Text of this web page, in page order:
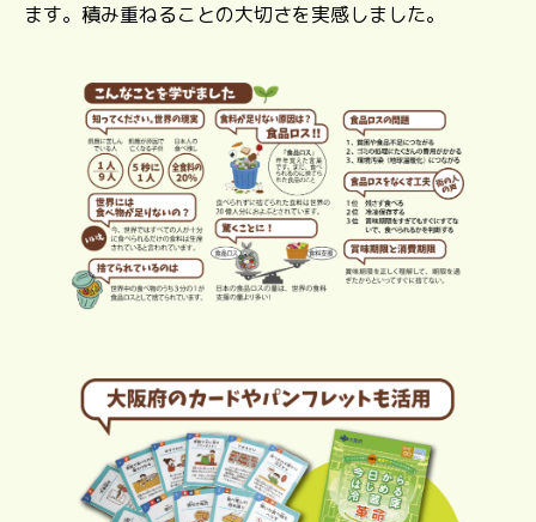
ます。積み重ねることの大切さを実感しました。